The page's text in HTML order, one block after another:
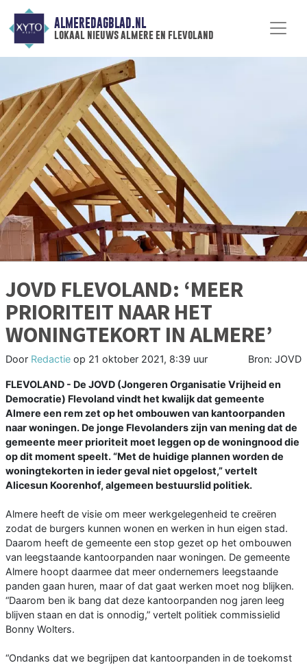
ALMEREDAGBLAD.NL
lokaal nieuws almere en flevoland
JOVD FLEVOLAND: ‘MEER
PRIORITEIT NAAR HET
WONINGTEKORT IN ALMERE’
Door Redactie op 21 oktober 2021, 8:39 uur Bron: JOVD
FLEVOLAND - De JOVD (Jongeren Organisatie Vrijheid en
Democratie) Flevoland vindt het kwalijk dat gemeente
Almere een rem zet op het ombouwen van kantoorpanden
naar woningen. De jonge Flevolanders zijn van mening dat de
gemeente meer prioriteit moet leggen op de woningnood die
op dit moment speelt. “Met de huidige plannen worden de
woningtekorten in ieder geval niet opgelost,” vertelt
Alicesun Koorenhof, algemeen bestuurslid politiek.
Almere heeft de visie om meer werkgelegenheid te creëren
zodat de burgers kunnen wonen en werken in hun eigen stad.
Daarom heeft de gemeente een stop gezet op het ombouwen
van leegstaande kantoorpanden naar woningen. De gemeente
Almere hoopt daarmee dat meer ondernemers leegstaande
panden gaan huren, maar of dat gaat werken moet nog blijken.
“Daarom ben ik bang dat deze kantoorpanden nog jaren leeg
blijven staan en dat is onnodig,” vertelt politiek commissielid
Bonny Wolters.
“Ondanks dat we begrijpen dat kantoorpanden in de toekomst